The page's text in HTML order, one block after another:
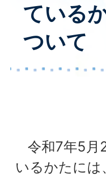
ている
ついて
令和7年5月
いるかたには